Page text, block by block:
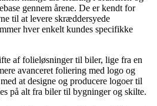
gennem årene. De er kendt for
til at levere skræddersyede
hver enkelt kundes specifikke
af folieløsninger til biler, lige fra en
avanceret foliering med logo og
at designe og producere logoer til
på alt fra biler til bygninger og skilte.